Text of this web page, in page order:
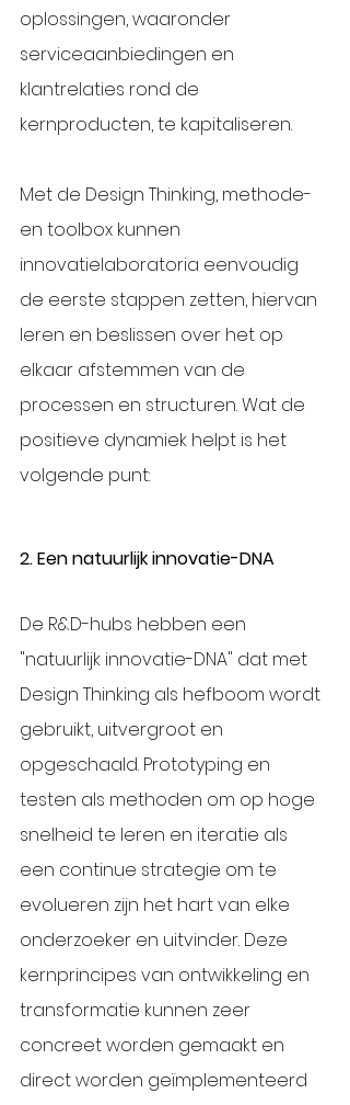
oplossingen, waaronder
serviceaanbiedingen en
klantrelaties rond de
kernproducten, te kapitaliseren.
Met de Design Thinking, methode-
en toolbox kunnen
innovatielaboratoria eenvoudig
de eerste stappen zetten, hiervan
leren en beslissen over het op
elkaar afstemmen van de
processen en structuren. Wat de
positieve dynamiek helpt is het
volgende punt:
2. Een natuurlijk innovatie-DNA
De R&D-hubs hebben een
"natuurlijk innovatie-DNA" dat met
Design Thinking als hefboom wordt
gebruikt, uitvergroot en
opgeschaald. Prototyping en
testen als methoden om op hoge
snelheid te leren en iteratie als
een continue strategie om te
evolueren zijn het hart van elke
onderzoeker en uitvinder. Deze
kernprincipes van ontwikkeling en
transformatie kunnen zeer
concreet worden gemaakt en
direct worden geïmplementeerd